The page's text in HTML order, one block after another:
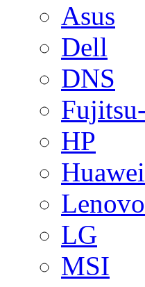
Asus
Dell
DNS
HP
Huawei
Lenovo
LG
MSI